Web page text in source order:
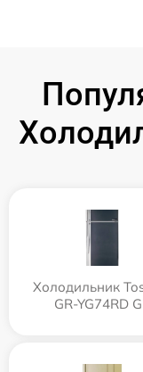
Холодильник
GR-YG74RD